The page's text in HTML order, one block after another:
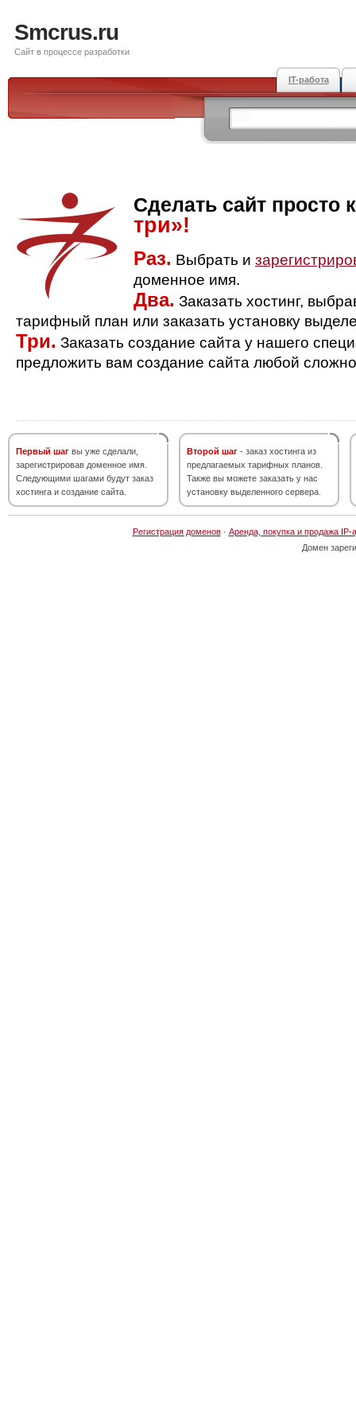
Smcrus.ru
Сайт в процессе разработки
IT-работа
Сделать сайт просто
три»!
Раз. Выбрать и
доменное имя.
Два. Заказать хостинг,
тарифный план или заказать установку
Три. Заказать создание сайта у нашего
предложить вам создание сайта любой
Первый шаг вы уже сделали,
зарегистрировав доменное имя.
Следующими шагами будут заказ
хостинга и создание сайта.
Второй шаг - заказ хостинга из
предлагаемых тарифных планов.
Также вы можете заказать у нас
установку выделенного сервера.
Регистрация доменов· Аренда, покупка и продажа IP-
Домен